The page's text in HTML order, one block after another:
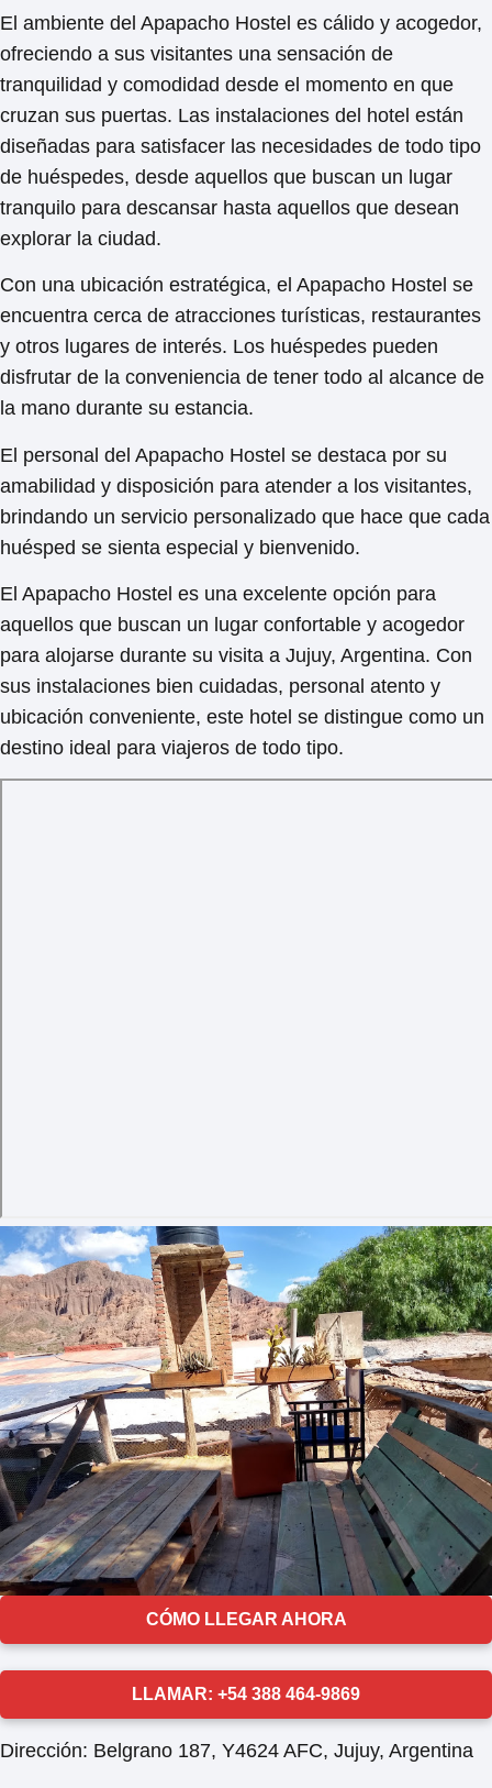
El ambiente del Apapacho Hostel es cálido y acogedor,
ofreciendo a sus visitantes una sensación de
tranquilidad y comodidad desde el momento en que
cruzan sus puertas. Las instalaciones del hotel están
diseñadas para satisfacer las necesidades de todo tipo
de huéspedes, desde aquellos que buscan un lugar
tranquilo para descansar hasta aquellos que desean
explorar la ciudad.
Con una ubicación estratégica, el Apapacho Hostel se
encuentra cerca de atracciones turísticas, restaurantes
y otros lugares de interés. Los huéspedes pueden
disfrutar de la conveniencia de tener todo al alcance de
la mano durante su estancia.
El personal del Apapacho Hostel se destaca por su
amabilidad y disposición para atender a los visitantes,
brindando un servicio personalizado que hace que cada
huésped se sienta especial y bienvenido.
El Apapacho Hostel es una excelente opción para
aquellos que buscan un lugar confortable y acogedor
para alojarse durante su visita a Jujuy, Argentina. Con
sus instalaciones bien cuidadas, personal atento y
ubicación conveniente, este hotel se distingue como un
destino ideal para viajeros de todo tipo.
CÓMO LLEGAR AHORA
LLAMAR: +54 388 464-9869
Dirección: Belgrano 187, Y4624 AFC, Jujuy, Argentina